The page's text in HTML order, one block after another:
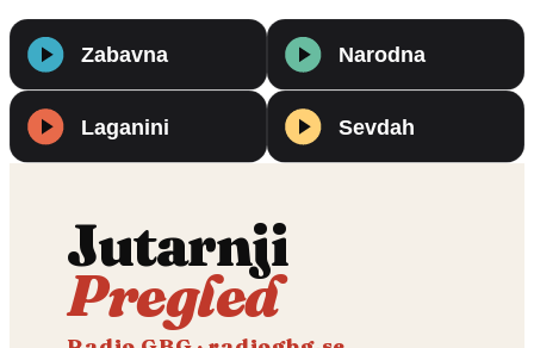
Jutarnji
Pregled